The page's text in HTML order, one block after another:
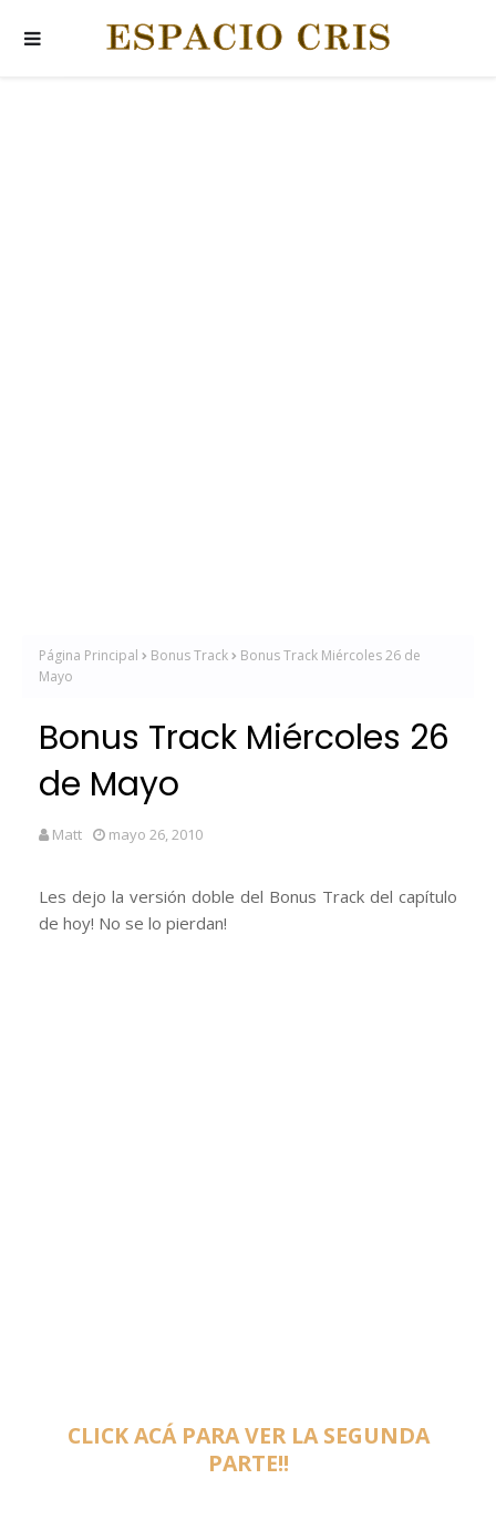
Página Principal Bonus Track
Bonus Track Miércoles 26 de
Mayo
Bonus Track Miércoles 26
de Mayo
Matt mayo 26, 2010
Les dejo la versión doble del Bonus Track del capítulo
de hoy! No se lo pierdan!
CLICK ACÁ PARA VER LA SEGUNDA
PARTE!!